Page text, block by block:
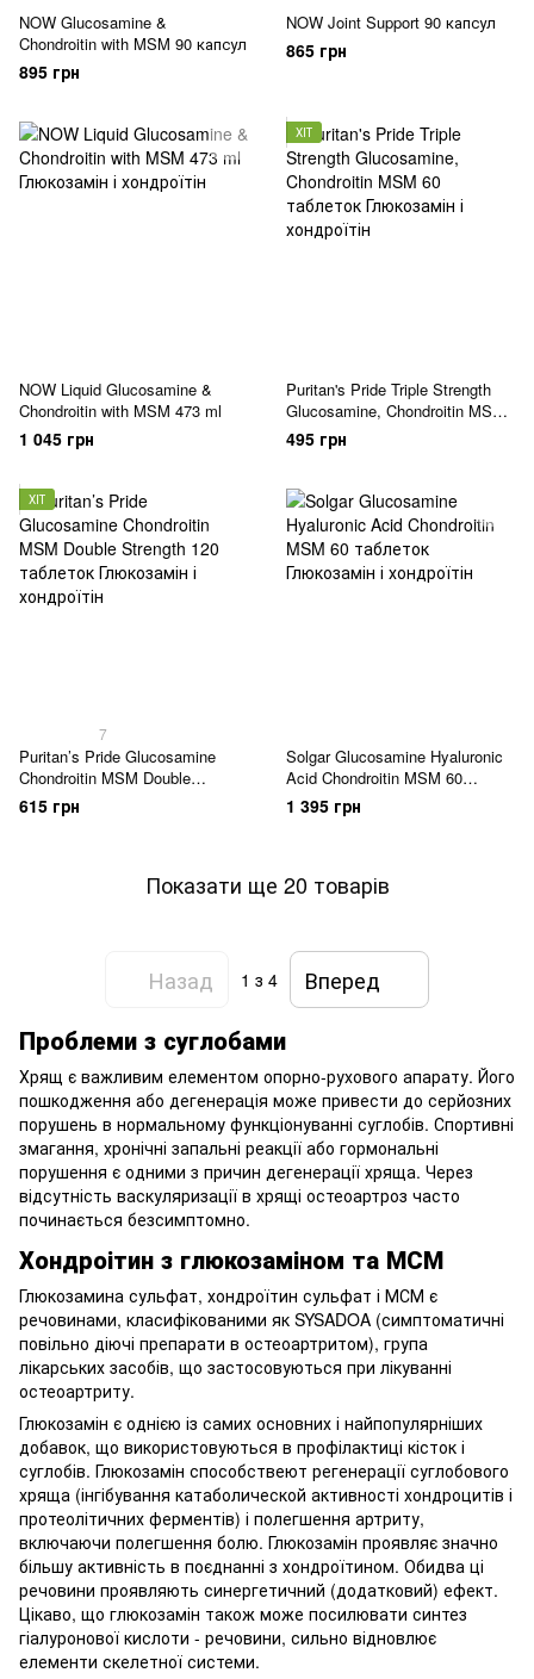
NOW Glucosamine &
Chondroitin with MSM 90 капсул
895 грн
NOW Joint Support 90 капсул
865 грн
NOW Liquid Glucosamine &
Chondroitin with MSM 473 ml
1 045 грн
ХІТ
Puritan's Pride Triple Strength
Glucosamine, Chondroitin MSM
60 таблеток
495 грн
ХІТ
7
Puritan’s Pride Glucosamine
Chondroitin MSM Double
Strength 120 таблеток
615 грн
Solgar Glucosamine Hyaluronic
Acid Chondroitin MSM 60
таблеток
1 395 грн
Показати ще 20 товарів
Назад 1 з 4 Вперед
Проблеми з суглобами
Хрящ є важливим елементом опорно-рухового апарату. Його
пошкодження або дегенерація може привести до серйозних
порушень в нормальному функціонуванні суглобів. Спортивні
змагання, хронічні запальні реакції або гормональні
порушення є одними з причин дегенерації хряща. Через
відсутність васкуляризації в хрящі остеоартроз часто
починається безсимптомно.
Хондроітин з глюкозаміном та МСМ
Глюкозамина сульфат, хондроїтин сульфат і МСМ є
речовинами, класифікованими як SYSADOA (симптоматичні
повільно діючі препарати в остеоартритом), група
лікарських засобів, що застосовуються при лікуванні
остеоартриту.
Глюкозамін є однією із самих основних і найпопулярніших
добавок, що використовуються в профілактиці кісток і
суглобів. Глюкозамін способствеют регенерації суглобового
хряща (інгібування катаболической активності хондроцитів і
протеолітичних ферментів) і полегшення артриту,
включаючи полегшення болю. Глюкозамін проявляє значно
більшу активність в поєднанні з хондроїтином. Обидва ці
речовини проявляють синергетичний (додатковий) ефект.
Цікаво, що глюкозамін також може посилювати синтез
гіалуронової кислоти - речовини, сильно відновлює
елементи скелетної системи.